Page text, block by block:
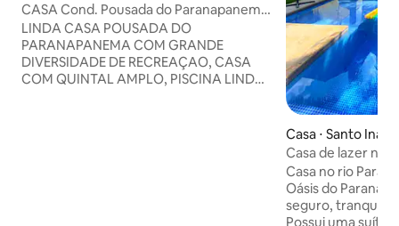
CASA Cond. Pousada do Paranapanema,
Sto Inácio/PR
LINDA CASA POUSADA DO
PARANAPANEMA COM GRANDE
DIVERSIDADE DE RECREAÇAO, CASA
COM QUINTAL AMPLO, PISCINA LINDA,
Casa ⋅ Santo
Casa de lazer no
Paranapanema
Casa no rio
Oásis do
seguro, tranquilo e
Possui uma suíte